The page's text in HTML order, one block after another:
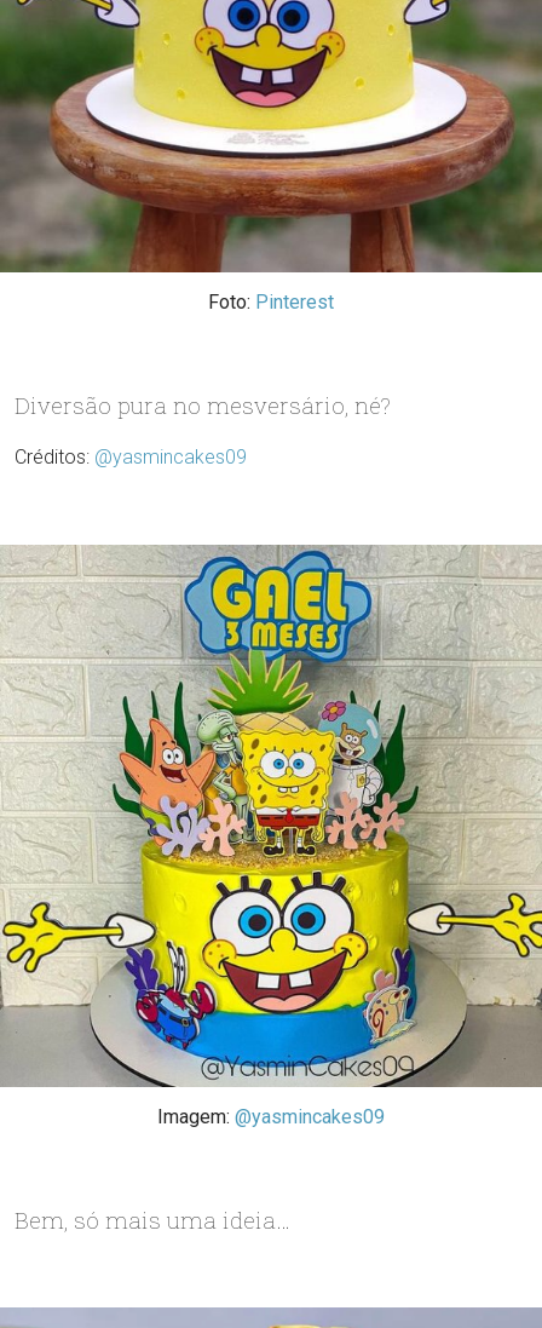
Foto: Pinterest
Diversão pura no mesversário, né?
Créditos: @yasmincakes09
Imagem: @yasmincakes09
Bem, só mais uma ideia…
VER O BOLOGUARANÁ NO INSTAGRAM
POWERED BY